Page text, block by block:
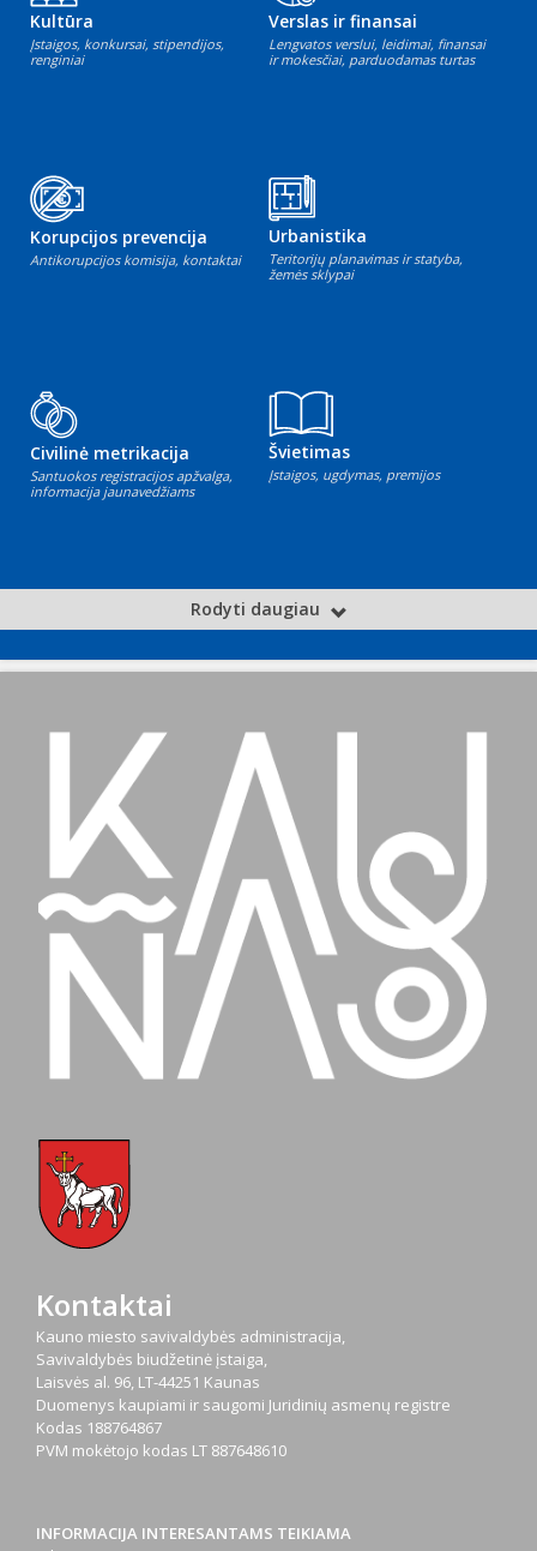
Kultūra
Įstaigos, konkursai, stipendijos,
renginiai
Verslas ir finansai
Lengvatos verslui, leidimai, finansai
ir mokesčiai, parduodamas turtas
Korupcijos prevencija
Antikorupcijos komisija, kontaktai
Urbanistika
Teritorijų planavimas ir statyba,
žemės sklypai
Civilinė metrikacija
Santuokos registracijos apžvalga,
informacija jaunavedžiams
Švietimas
Įstaigos, ugdymas, premijos
Rodyti daugiau
Kontaktai
Kauno miesto savivaldybės administracija,
Savivaldybės biudžetinė įstaiga,
Laisvės al. 96, LT-44251 Kaunas
Duomenys kaupiami ir saugomi Juridinių asmenų registre
Kodas 188764867
PVM mokėtojo kodas LT 887648610
INFORMACIJA INTERESANTAMS TEIKIAMA